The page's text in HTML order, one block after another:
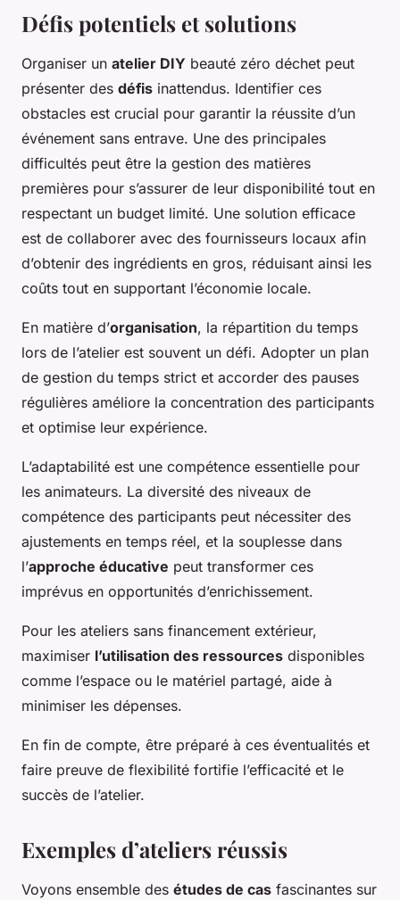
Défis potentiels et solutions
Organiser un atelier DIY beauté zéro déchet peut
présenter des défis inattendus. Identifier ces
obstacles est crucial pour garantir la réussite d’un
événement sans entrave. Une des principales
difficultés peut être la gestion des matières
premières pour s’assurer de leur disponibilité tout en
respectant un budget limité. Une solution efficace
est de collaborer avec des fournisseurs locaux afin
d’obtenir des ingrédients en gros, réduisant ainsi les
coûts tout en supportant l’économie locale.
En matière d’organisation, la répartition du temps
lors de l’atelier est souvent un défi. Adopter un plan
de gestion du temps strict et accorder des pauses
régulières améliore la concentration des participants
et optimise leur expérience.
L’adaptabilité est une compétence essentielle pour
les animateurs. La diversité des niveaux de
compétence des participants peut nécessiter des
ajustements en temps réel, et la souplesse dans
l’approche éducative peut transformer ces
imprévus en opportunités d’enrichissement.
Pour les ateliers sans financement extérieur,
maximiser l’utilisation des ressources disponibles
comme l’espace ou le matériel partagé, aide à
minimiser les dépenses.
En fin de compte, être préparé à ces éventualités et
faire preuve de flexibilité fortifie l’efficacité et le
succès de l’atelier.
Exemples d’ateliers réussis
Voyons ensemble des études de cas fascinantes sur